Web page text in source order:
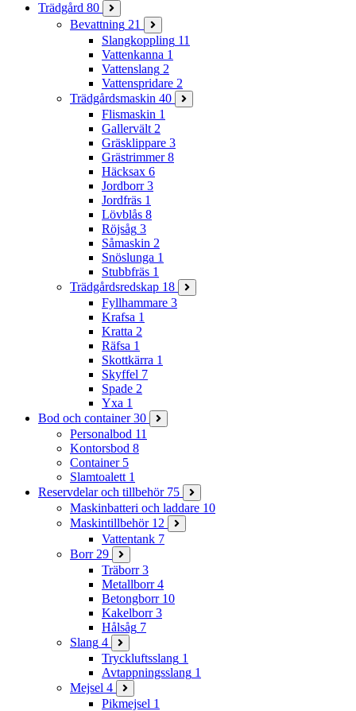
Trädgård 80
Bevattning 21
Slangkoppling 11
Vattenkanna 1
Vattenslang 2
Vattenspridare 2
Trädgårdsmaskin 40
Flismaskin 1
Gallervält 2
Gräsklippare 3
Grästrimmer 8
Häcksax 6
Jordborr 3
Jordfräs 1
Lövblås 8
Röjsåg 3
Såmaskin 2
Snöslunga 1
Stubbfräs 1
Trädgårdsredskap 18
Fyllhammare 3
Krafsa 1
Kratta 2
Räfsa 1
Skottkärra 1
Skyffel 7
Spade 2
Yxa 1
Bod och container 30
Personalbod 11
Kontorsbod 8
Container 5
Slamtoalett 1
Reservdelar och tillbehör 75
Maskinbatteri och laddare 10
Maskintillbehör 12
Vattentank 7
Borr 29
Träborr 3
Metallborr 4
Betongborr 10
Kakelborr 3
Hålsåg 7
Slang 4
Tryckluftsslang 1
Avtappningsslang 1
Mejsel 4
Pikmejsel 1